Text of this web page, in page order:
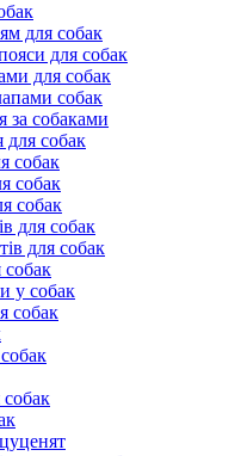
для собак
для собак
для собак
собак
за собаками
для собак
собак
собак
собак
для собак
для собак
собак
у собак
собак